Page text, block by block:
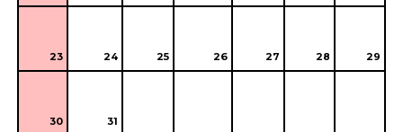
23 24 25 26 27 28 29
30 31